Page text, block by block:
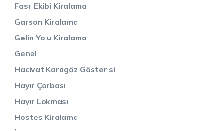
Fasıl Ekibi Kiralama
Garson Kiralama
Gelin Yolu Kiralama
Genel
Hacivat Karagöz Gösterisi
Hayır Çorbası
Hayır Lokması
Hostes Kiralama